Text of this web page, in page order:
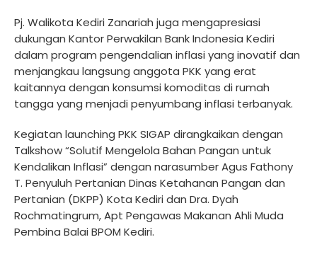
Pj. Walikota Kediri Zanariah juga mengapresiasi
dukungan Kantor Perwakilan Bank Indonesia Kediri
dalam program pengendalian inflasi yang inovatif dan
menjangkau langsung anggota PKK yang erat
kaitannya dengan konsumsi komoditas di rumah
tangga yang menjadi penyumbang inflasi terbanyak.
Kegiatan launching PKK SIGAP dirangkaikan dengan
Talkshow “Solutif Mengelola Bahan Pangan untuk
Kendalikan Inflasi” dengan narasumber Agus Fathony
T. Penyuluh Pertanian Dinas Ketahanan Pangan dan
Pertanian (DKPP) Kota Kediri dan Dra. Dyah
Rochmatingrum, Apt Pengawas Makanan Ahli Muda
Pembina Balai BPOM Kediri.